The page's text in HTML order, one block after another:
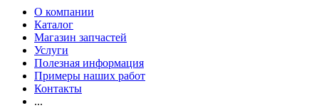
О компании
Каталог
Магазин запчастей
Услуги
Полезная информация
Примеры наших работ
Контакты
...